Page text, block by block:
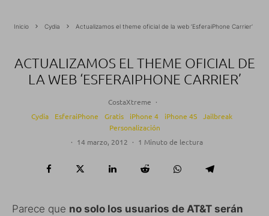
Inicio Cydia Actualizamos el theme oficial de la web ‘EsferaiPhone Carrier’
ACTUALIZAMOS EL THEME OFICIAL DE
LA WEB ‘ESFERAIPHONE CARRIER’
CostaXtreme ·
Cydia
EsferaiPhone Gratis iPhone 4 iPhone 4S
Jailbreak
Personalización
· 14 marzo, 2012 · 1 Minuto de lectura
Parece que no solo los usuarios de AT&T serán